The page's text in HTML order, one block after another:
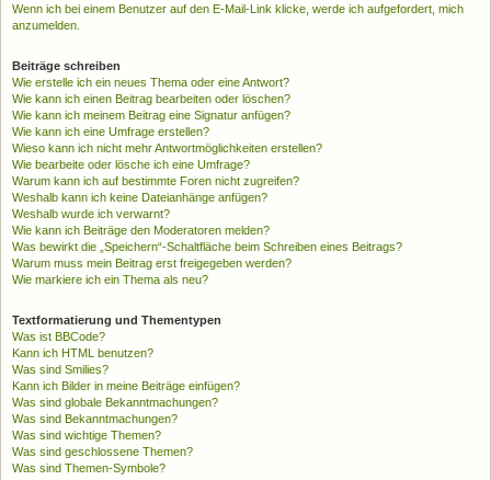
Wenn ich bei einem Benutzer auf den E-Mail-Link klicke, werde ich aufgefordert, mich
anzumelden.
Beiträge schreiben
Wie erstelle ich ein neues Thema oder eine Antwort?
Wie kann ich einen Beitrag bearbeiten oder löschen?
Wie kann ich meinem Beitrag eine Signatur anfügen?
Wie kann ich eine Umfrage erstellen?
Wieso kann ich nicht mehr Antwortmöglichkeiten erstellen?
Wie bearbeite oder lösche ich eine Umfrage?
Warum kann ich auf bestimmte Foren nicht zugreifen?
Weshalb kann ich keine Dateianhänge anfügen?
Weshalb wurde ich verwarnt?
Wie kann ich Beiträge den Moderatoren melden?
Was bewirkt die „Speichern“-Schaltfläche beim Schreiben eines Beitrags?
Warum muss mein Beitrag erst freigegeben werden?
Wie markiere ich ein Thema als neu?
Textformatierung und Thementypen
Was ist BBCode?
Kann ich HTML benutzen?
Was sind Smilies?
Kann ich Bilder in meine Beiträge einfügen?
Was sind globale Bekanntmachungen?
Was sind Bekanntmachungen?
Was sind wichtige Themen?
Was sind geschlossene Themen?
Was sind Themen-Symbole?